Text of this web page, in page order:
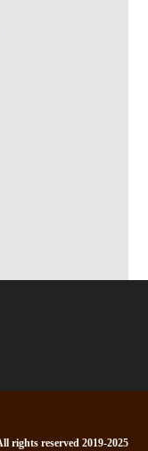
2019-2025 CHARQOUNA — All rights reserved ©